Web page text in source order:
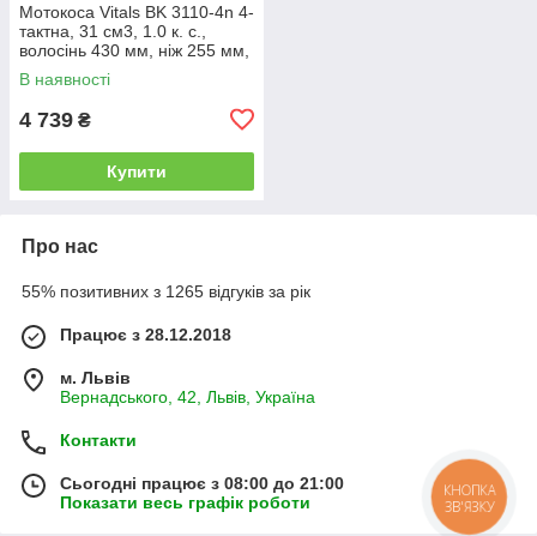
Мотокоса Vitals BK 3110-4n 4-
тактна, 31 см3, 1.0 к. с.,
волосінь 430 мм, ніж 255 мм,
штанга 28 мм, ранцева
жилетка в комплекті
В наявності
4 739 ₴
Купити
Про нас
55% позитивних з 1265 відгуків за рік
Працює з 28.12.2018
м. Львів
Вернадського, 42, Львів, Україна
Контакти
Сьогодні працює з 08:00 до 21:00
Показати весь графік роботи
КНОПКА
ЗВ'ЯЗКУ